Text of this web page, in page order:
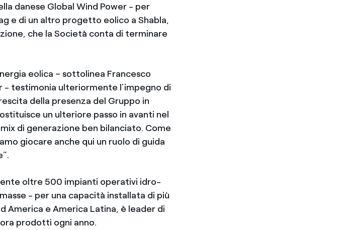
danese Global Wind Power - per
e di un altro progetto eolico a Shabla,
che la Società conta di terminare
eolica – sottolinea Francesco
- testimonia ulteriormente l’impegno di
della presenza del Gruppo in
un ulteriore passo in avanti nel
di generazione ben bilanciato. Come
giocare anche qui un ruolo di guida
oltre 500 impianti operativi idro-
- per una capacità installata di più
America e America Latina, è leader di
prodotti ogni anno.